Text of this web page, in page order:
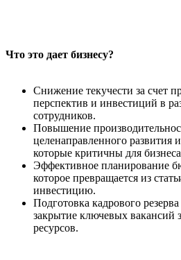
Что это дает бизнесу?
Снижение текучести за счет
перспектив и инвестиций в
сотрудников.
Повышение
целенаправленного развития
которые критичны для
Эффективное планирование
которое превращается из
инвестицию.
Подготовка кадрового
закрытие ключевых вакансий
ресурсов.